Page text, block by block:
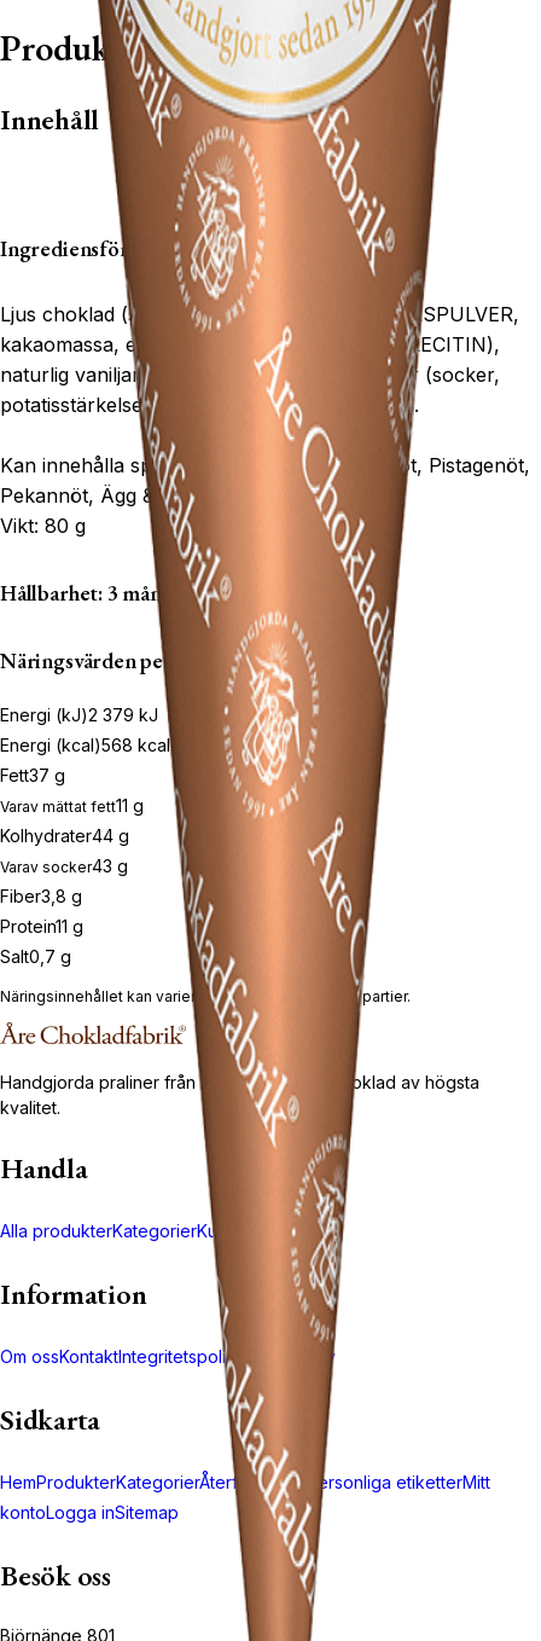
Produktbeskrivning
Innehåll
Ingrediensförteckning:
Ljus choklad (socker, kakaosmör, HELMJÖLKSPULVER,
kakaomassa, emulgeringsmedel (
E322 SOJALECITIN),
naturlig vaniljarom), salt
MANDEL
, florsocker (socker,
potatisstärkelse), svensk kallpressad rapsolja.
Kan innehålla spår av: Hasselnöt, Cashewnöt, Pistagenöt,
Pekannöt, Ägg & Gluten.
Vikt: 80 g
Hållbarhet: 3 mån
Näringsvärden per 100g
Energi (kJ)2 379 kJ
Energi (kcal)568 kcal
Fett37 g
Varav mättat fett11 g
Kolhydrater44 g
Varav socker43 g
Fiber3,8 g
Protein11 g
Salt0,7 g
Näringsinnehållet kan variera mellan produkter och partier.
Handgjorda praliner från Åre sedan 1991. Choklad av högsta
kvalitet.
Handla
Alla produkterKategorierKundvagn Kassa
Information
Om ossKontaktIntegritetspolicy Returpolicy
Sidkarta
HemProdukterKategorierÅterförsäljare Personliga etiketterMitt
kontoLogga inSitemap
Besök oss
Björnänge 801